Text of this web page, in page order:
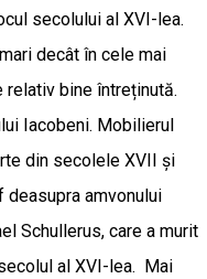
secolului al XVI-lea.
decât în cele mai
bine întreținută.
Iacobeni. Mobilierul
din secolele XVII și
deasupra amvonului
Schullerus, care a murit
al XVI-lea. Mai